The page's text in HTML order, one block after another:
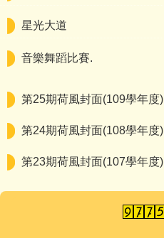
星光大道
音樂舞蹈比賽.
第25期荷風封面(109學年度)
第24期荷風封面(108學年度)
第23期荷風封面(107學年度)